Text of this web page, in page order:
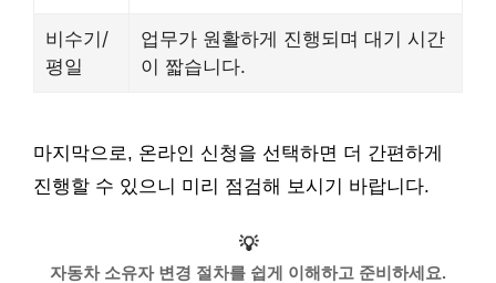
비수기/
평일
업무가 원활하게 진행되며 대기 시간
이 짧습니다.
마지막으로, 온라인 신청을 선택하면 더 간편하게
진행할 수 있으니 미리 점검해 보시기 바랍니다.
💡
자동차 소유자 변경 절차를 쉽게 이해하고 준비하세요.